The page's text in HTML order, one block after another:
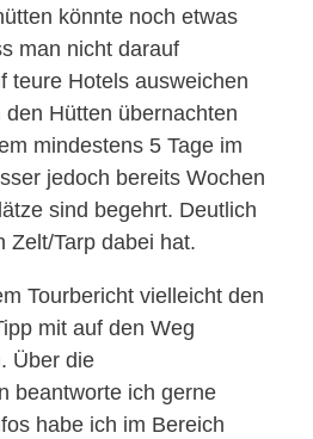
könnte noch etwas
man nicht darauf
teure Hotels ausweichen
Hütten übernachten
mindestens 5 Tage im
jedoch bereits Wochen
sind begehrt. Deutlich
Zelt/Tarp dabei hat.
Tourbericht vielleicht den
mit auf den Weg
Über die
beantworte ich gerne
habe ich im Bereich